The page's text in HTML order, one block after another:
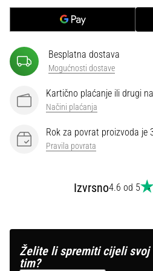
dio
utakmice,
gola…
sve
Besplatna dostava
Mogućnosti dostave
Kartično plaćanje ili drugi
Načini plaćanja
Rok za povrat proizvoda je
Pravila povrata
Izvrsno4.6 od 5
Želite li spremiti cijeli svoj
tim?